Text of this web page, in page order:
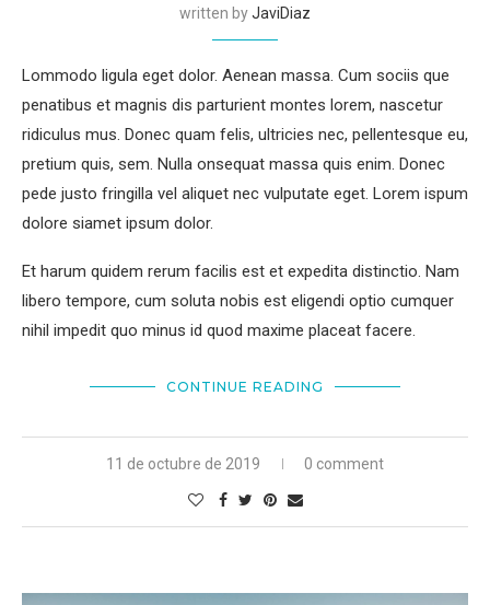
written byJaviDiaz
Lommodo ligula eget dolor. Aenean massa. Cum sociis que
penatibus et magnis dis parturient montes lorem, nascetur
ridiculus mus. Donec quam felis, ultricies nec, pellentesque eu,
pretium quis, sem. Nulla onsequat massa quis enim. Donec
pede justo fringilla vel aliquet nec vulputate eget. Lorem ispum
dolore siamet ipsum dolor.
Et harum quidem rerum facilis est et expedita distinctio. Nam
libero tempore, cum soluta nobis est eligendi optio cumquer
nihil impedit quo minus id quod maxime placeat facere.
CONTINUE READING
11 de octubre de 2019 0 comment